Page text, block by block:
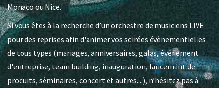
Monaco ou Nice.
Si vous êtes à la recherche d’un orchestre de musiciens LIVE
pour des reprises afin d'animer vos soirées évènementielles
de tous types (mariages, anniversaires, galas, événement
d'entreprise, team building, inauguration, lancement de
produits, séminaires, concert et autres....), n’hésitez pas à